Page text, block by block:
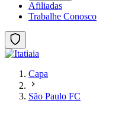
Afiliadas
Trabalhe Conosco
Capa
São Paulo FC